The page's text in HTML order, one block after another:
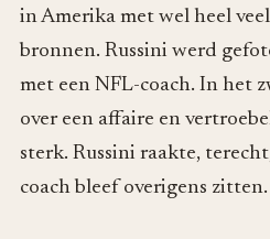
in Amerika met wel heel
bronnen. Russini werd
met een NFL-coach. In het
over een affaire en
sterk. Russini raakte,
coach bleef overigens